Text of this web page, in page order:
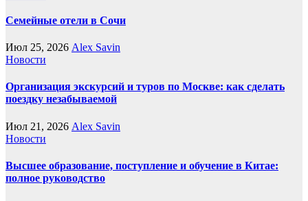
Семейные отели в Сочи
Июл 25, 2026 Alex Savin
Новости
Организация экскурсий и туров по Москве: как сделать
поездку незабываемой
Июл 21, 2026 Alex Savin
Новости
Высшее образование, поступление и обучение в Китае:
полное руководство